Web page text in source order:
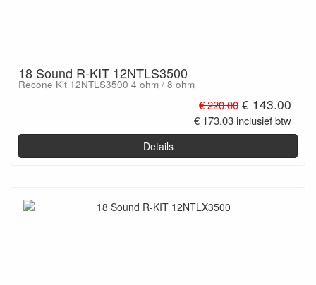
18 Sound R-KIT 12NTLS3500
Recone Kit 12NTLS3500 4 ohm / 8 ohm
€ 220.00 € 143.00
€ 173.03 inclusief btw
Details